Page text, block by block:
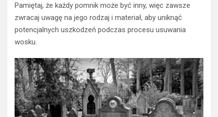
Pamiętaj, że każdy pomnik może być inny, więc zawsze
zwracaj uwagę na jego rodzaj i materiał, aby uniknąć
potencjalnych uszkodzeń podczas procesu usuwania
wosku.